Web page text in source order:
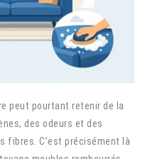
peut pourtant retenir de la
des odeurs et des
fibres. C’est précisément là